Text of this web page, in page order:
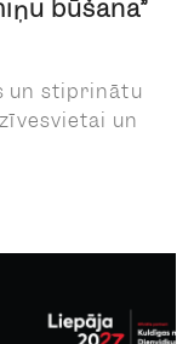
būšana”
un stiprinātu
un